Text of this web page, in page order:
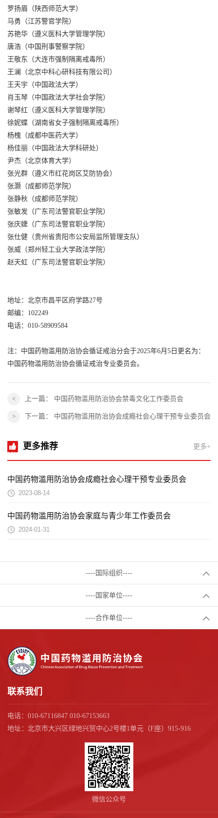
罗扬眉（陕西师范大学）
马勇（江苏警官学院）
苏艳华（遵义医科大学管理学院）
唐浩（中国刑事警察学院）
王敬东（大连市强制隔离戒毒所）
王澜（北京中科心研科技有限公司）
王天宇（中国政法大学）
肖玉琴（中国政法大学社会学院）
谢琴红（遵义医科大学管理学院）
徐妮蝶（湖南省女子强制隔离戒毒所）
杨槐（成都中医药大学）
杨佳丽（中国政法大学科研处）
尹杰（北京体育大学）
张光群（遵义市红花岗区艾防协会）
张灏（成都师范学院）
张静秋（成都师范学院）
张敏发（广东司法警官职业学院）
张庆婕（广东司法警官职业学院）
张仕健（贵州省贵阳市公安局监所管理支队）
张威（郑州轻工业大学政法学院）
赵天虹（广东司法警官职业学院）
地址：北京市昌平区府学路27号
邮编：102249
电话：010-58909584
注：中国药物滥用防治协会循证戒治分会于2025年6月5日更名为：
中国药物滥用防治协会循证戒治专业委员会。
上一篇： 中国药物滥用防治协会禁毒文化工作委员会
下一篇： 中国药物滥用防治协会成瘾社会心理干预专业委员会
更多推荐 更多+
中国药物滥用防治协会成瘾社会心理干预专业委员会
2023-08-14
中国药物滥用防治协会家庭与青少年工作委员会
2024-01-31
----国际组织----
----国家单位----
----合作单位----
联系我们
电话：010-67116847 010-67153663
地址：北京市大兴区绿地兴贸中心2号楼1单元（F座）915-916
微信公众号